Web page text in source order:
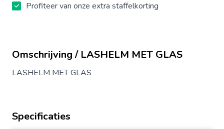
Profiteer van onze extra staffelkorting
Omschrijving / LASHELM MET GLAS
LASHELM MET GLAS
Specificaties